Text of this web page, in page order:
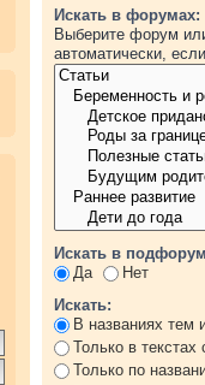
Искать в форумах:
Выберите форум
автоматически,
Искать в
Да
Нет
Искать:
В названиях тем
Только в
Только по